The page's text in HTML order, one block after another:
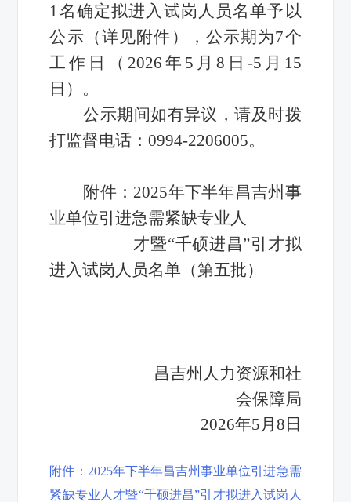
1名确定拟进入试岗人员名单予以
公示（详见附件），公示期为7个
工作日（2026年5月8日-5月15
日）。
公示期间如有异议，请及时拨
打监督电话：0994-2206005。
附件：2025年下半年昌吉州事
业单位引进急需紧缺专业人
才暨“千硕进昌”引才拟
进入试岗人员名单（第五批）
昌吉州人力资源和社
会保障局
2026年5月8日
附件：2025年下半年昌吉州事业单位引进急需
紧缺专业人才暨“千硕进昌”引才拟进入试岗人